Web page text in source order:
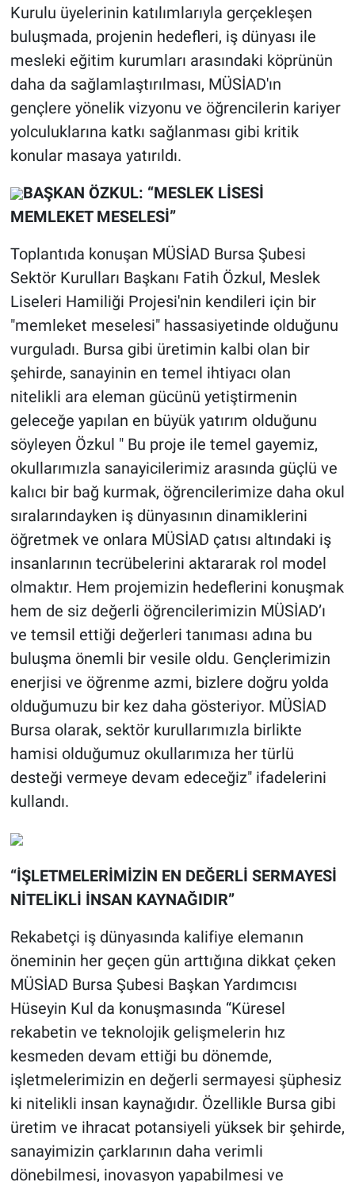
Kurulu üyelerinin katılımlarıyla gerçekleşen
buluşmada, projenin hedefleri, iş dünyası ile
mesleki eğitim kurumları arasındaki köprünün
daha da sağlamlaştırılması, MÜSİAD'ın
gençlere yönelik vizyonu ve öğrencilerin kariyer
yolculuklarına katkı sağlanması gibi kritik
konular masaya yatırıldı.
BAŞKAN ÖZKUL: “MESLEK LİSESİ
MEMLEKET MESELESİ”
Toplantıda konuşan MÜSİAD Bursa Şubesi
Sektör Kurulları Başkanı Fatih Özkul, Meslek
Liseleri Hamiliği Projesi'nin kendileri için bir
"memleket meselesi" hassasiyetinde olduğunu
vurguladı. Bursa gibi üretimin kalbi olan bir
şehirde, sanayinin en temel ihtiyacı olan
nitelikli ara eleman gücünü yetiştirmenin
geleceğe yapılan en büyük yatırım olduğunu
söyleyen Özkul " Bu proje ile temel gayemiz,
okullarımızla sanayicilerimiz arasında güçlü ve
kalıcı bir bağ kurmak, öğrencilerimize daha okul
sıralarındayken iş dünyasının dinamiklerini
öğretmek ve onlara MÜSİAD çatısı altındaki iş
insanlarının tecrübelerini aktararak rol model
olmaktır. Hem projemizin hedeflerini konuşmak
hem de siz değerli öğrencilerimizin MÜSİAD’ı
ve temsil ettiği değerleri tanıması adına bu
buluşma önemli bir vesile oldu. Gençlerimizin
enerjisi ve öğrenme azmi, bizlere doğru yolda
olduğumuzu bir kez daha gösteriyor. MÜSİAD
Bursa olarak, sektör kurullarımızla birlikte
hamisi olduğumuz okullarımıza her türlü
desteği vermeye devam edeceğiz" ifadelerini
kullandı.
“İŞLETMELERİMİZİN EN DEĞERLİ SERMAYESİ
NİTELİKLİ İNSAN KAYNAĞIDIR”
Rekabetçi iş dünyasında kalifiye elemanın
öneminin her geçen gün arttığına dikkat çeken
MÜSİAD Bursa Şubesi Başkan Yardımcısı
Hüseyin Kul da konuşmasında “Küresel
rekabetin ve teknolojik gelişmelerin hız
kesmeden devam ettiği bu dönemde,
işletmelerimizin en değerli sermayesi şüphesiz
ki nitelikli insan kaynağıdır. Özellikle Bursa gibi
üretim ve ihracat potansiyeli yüksek bir şehirde,
sanayimizin çarklarının daha verimli
dönebilmesi, inovasyon yapabilmesi ve